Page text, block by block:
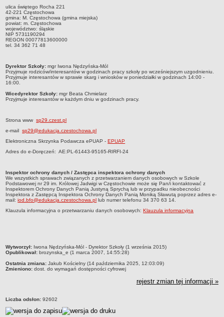
Przekształcone szkoły i placówki
Wielofunkcyjna Placówka
SPECJALNE OŚRODKI SZKOLNO-WYCHOWAWCZE
Specjalny Ośrodek nr 1
Dane podstawowe
Majątek
Zarządzenia
Kontrole
Sprawozdania
Deklaracja dostępności
PORADNIE PSYCHOLOGICZNO-PEDAGOGICZNE
Zespół Poradni
Statut
Majątek
Godziny dyżurów
Zarządzenia
Rejestry, ewidencje, archiwa
ulica świętego Rocha 221
42-221 Częstochowa
gmina: M. Częstochowa (gmina miejska)
powiat: m. Częstochowa
województwo: śląskie
NIP 5731190294
REGON 00077813600000
tel. 34 362 71 48
Dyrektor Szkoły:mgr Iwona Nędzyńska-Mól
Przyjmuje rodziców/interesantów w godzinach pracy szkoły po wcześniejszym uzgodnieniu.
Przyjmuje interesantów w sprawie skarg i wniosków w poniedziałki w godzinach 14:00 -
16:00.
Wicedyrektor Szkoły:mgr Beata Chmielarz
Przyjmuje interesantów w każdym dniu w godzinach pracy.
Strona wwwsp29.czest.pl
e-mailsp29@edukacja.czestochowa.pl
Elektroniczna Skrzynka Podawcza ePUAP -EPUAP
Adres do e-Doręczeń: AE:PL-61443-95165-RIRFI-24
Inspektor ochrony danych / Zastępca inspektora ochrony danych
We wszystkich sprawach związanych z przetwarzaniem danych osobowych w Szkole
Podstawowej nr 29 im. Królowej Jadwigi w Częstochowie może się Pan/i kontaktować z
Inspektorem Ochrony Danych Panią Justyną Sprychą lub w przypadku nieobecności
Inspektora z Zastępcą Inspektora Ochrony DanychPanią Moniką Sławutąpoprzez adres e-
mail:iod.bfo@edukacja.czestochowa.pl lub numer telefonu 34 370 63 14.
Klauzula informacyjna o przetwarzaniu danych osobowych:Klauzula informacyjna
metryczka
Wytworzył: Iwona Nędzyńska-Mól - Dyrektor Szkoły (1 września 2015)
Opublikował: brozynska_e (1 marca 2007, 14:55:28)
Ostatnia zmiana: Jakub Kościelny (14 października 2025, 12:03:09)
Zmieniono: dost. do wymagań dostępności cyfrowej
rejestr zmian tej informacji »
Liczba odsłon: 92602